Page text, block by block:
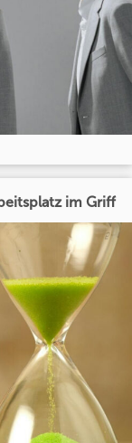
im Griff